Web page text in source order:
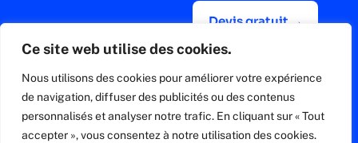
Ce site web utilise des cookies.
Nous utilisons des cookies pour améliorer votre expérience
de navigation, diffuser des publicités ou des contenus
personnalisés et analyser notre trafic. En cliquant sur « Tout
accepter », vous consentez à notre utilisation des cookies.
Devis gratuit →
© 2026 Connexit — Groupe MPAG Network ·Mentions légales
Politique de confidentialité
Site conçu et optimisé par Rankit